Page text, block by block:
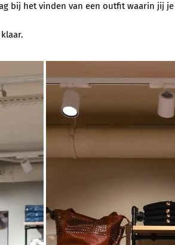
bij het vinden van een outfit waarin jij